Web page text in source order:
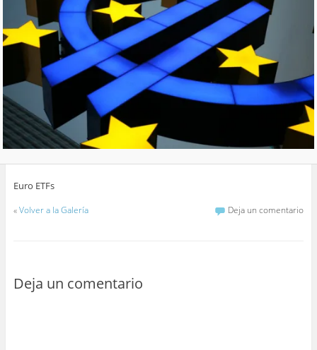
Euro ETFs
«Volver a la Galería Deja un comentario
Deja un comentario